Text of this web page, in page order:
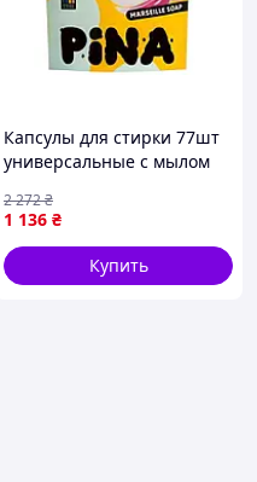
Капсулы для стирки 77шт
универсальные с мылом
стирки белого и цветного
белья
1 136 ₴
2 272₴
Купить